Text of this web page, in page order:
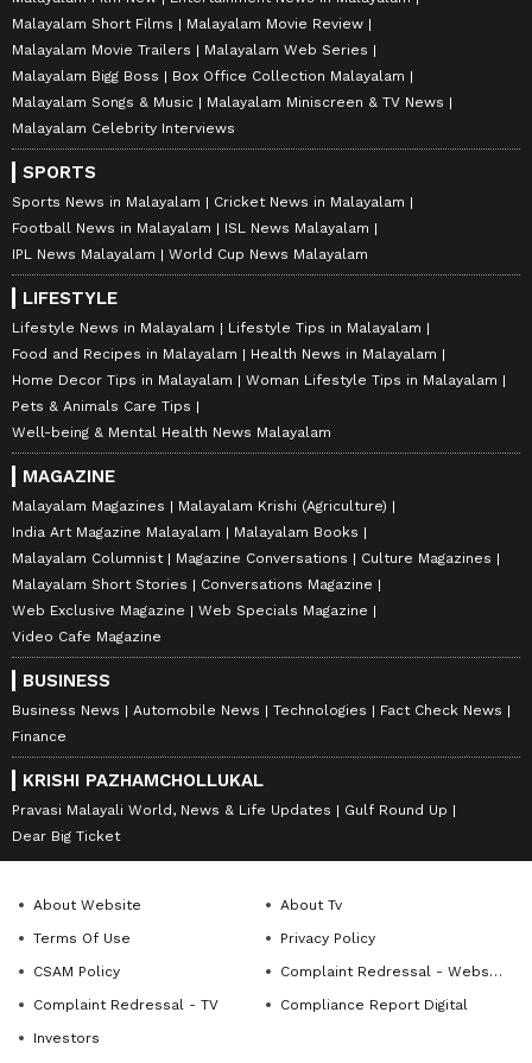
Malayalam Short Films
Malayalam Movie Review
Malayalam Movie Trailers
Malayalam Web Series
Malayalam Bigg Boss
Box Office Collection Malayalam
Malayalam Songs & Music
Malayalam Miniscreen & TV News
Malayalam Celebrity Interviews
SPORTS
Sports News in Malayalam
Cricket News in Malayalam
Football News in Malayalam
ISL News Malayalam
IPL News Malayalam
World Cup News Malayalam
LIFESTYLE
Lifestyle News in Malayalam
Lifestyle Tips in Malayalam
Food and Recipes in Malayalam
Health News in Malayalam
Home Decor Tips in Malayalam
Woman Lifestyle Tips in Malayalam
Pets & Animals Care Tips
Well-being & Mental Health News Malayalam
MAGAZINE
Malayalam Magazines
Malayalam Krishi (Agriculture)
India Art Magazine Malayalam
Malayalam Books
Malayalam Columnist
Magazine Conversations
Culture Magazines
Malayalam Short Stories
Conversations Magazine
Web Exclusive Magazine
Web Specials Magazine
Video Cafe Magazine
BUSINESS
Business News Automobile News Technologies
Fact Check News
Finance
KRISHI PAZHAMCHOLLUKAL
Pravasi Malayali World, News & Life Updates
Gulf Round Up
Dear Big Ticket
About Website
About Tv
Terms Of Use
Privacy Policy
CSAM Policy
Complaint Redressal - Website
Complaint Redressal - TV
Compliance Report Digital
Investors